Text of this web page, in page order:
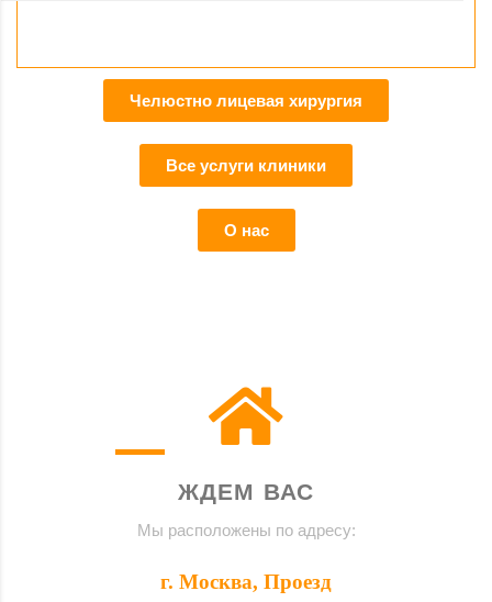
Челюстно лицевая хирургия
Все услуги клиники
О нас
ЖДЕМ ВАС
Мы расположены по адресу:
г. Москва, Проезд